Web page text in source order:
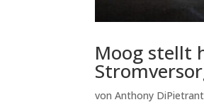
Moog stellt
vonAnthony